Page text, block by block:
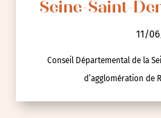
Seine-Saint-
11/
Conseil Départemental de la
d’agglomération de